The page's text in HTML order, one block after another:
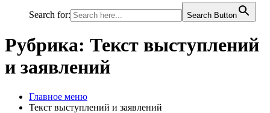
Search for: Search Button
Рубрика: Текст выступлений
и заявлений
Главное меню
Текст выступлений и заявлений